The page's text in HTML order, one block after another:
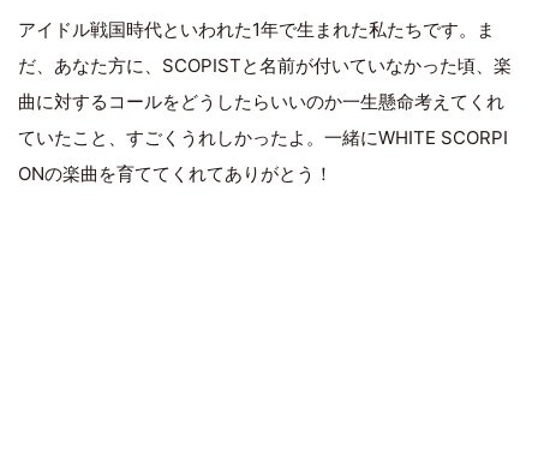
アイドル戦国時代といわれた1年で生まれた私たちです。ま
だ、あなた方に、SCOPISTと名前が付いていなかった頃、楽
曲に対するコールをどうしたらいいのか一生懸命考えてくれ
ていたこと、すごくうれしかったよ。一緒にWHITE SCORPI
ONの楽曲を育ててくれてありがとう！